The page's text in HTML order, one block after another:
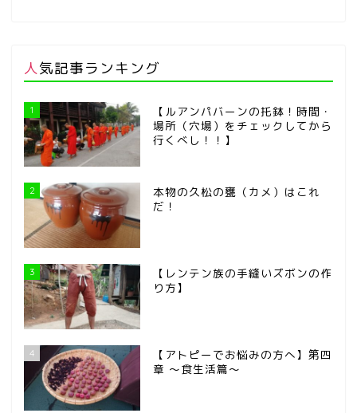
人気記事ランキング
1
【ルアンパバーンの托鉢！時間・
場所（穴場）をチェックしてから
行くべし！！】
2
本物の久松の甕（カメ）はこれ
だ！
3
【レンテン族の手縫いズボンの作
り方】
4
【アトピーでお悩みの方へ】第四
章 ～食生活篇～